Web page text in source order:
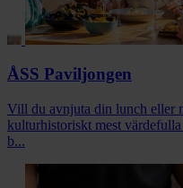
ÅSS Paviljongen
Vill du avnjuta din lunch eller
kulturhistoriskt mest
b...